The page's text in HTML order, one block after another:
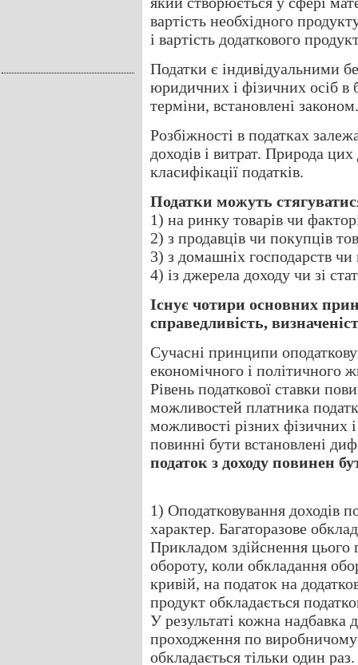
вартість необхідного
і вартість додаткового
Податки є індивідуальними
юридичних і фізичних осіб в
терміни, встановлені законом.
Розбіжності в податках
доходів і витрат. Природа
класифікації податків.
Податки можуть
1) на ринку товарів чи
2) з продавців чи покупців
3) з домашніх господарств
4) із джерела доходу чи зі
Існує чотири основних
справедливість,
Сучасні принципи
економічного і політичного
Рівень податкової ставки
можливостей платника
можливості різних фізичних
повинні бути встановлені
податок з доходу повинен
1) Оподатковування доходів
характер. Багаторазове
Прикладом здійснення цього
обороту, коли обкладання
кривій, на податок на
продукт обкладається
У результаті кожна надбавка
проходження по
обкладається тільки один